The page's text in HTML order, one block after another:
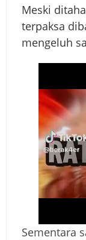
Meski
terpaksa
mengeluh
Sementara